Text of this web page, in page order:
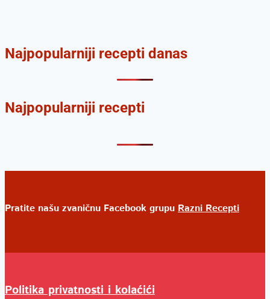
Najpopularniji recepti danas
Najpopularniji recepti
Pratite našu zvaničnu Facebook grupu Razni Recepti
Politika privatnosti i kolaćići